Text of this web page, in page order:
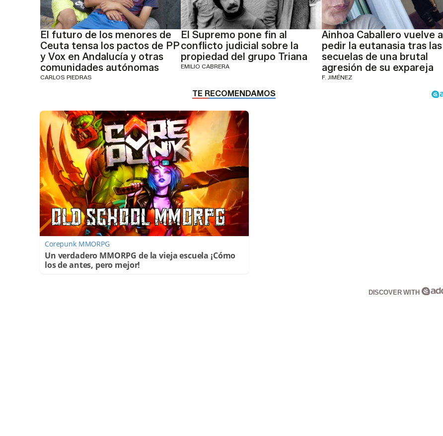
El futuro de los menores de
Ceuta tensa los pactos de PP
y Vox en Andalucía y otras
comunidades autónomas
CARLOS PIEDRAS
El Supremo pone fin al
conflicto judicial sobre la
propiedad del grupo Triana
EMILIO CABRERA
Ainhoa Caballero vuelve a
pedir la eutanasia tras las
secuelas de una brutal
agresión de su expareja
F. JIMÉNEZ
Corepunk MMORPG
Un verdadero MMORPG de la vieja escuela ¡Cómo
los de antes, pero mejor!
DISCOVER WITH